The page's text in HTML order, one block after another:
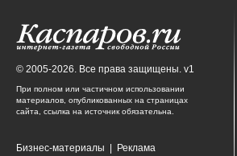
© 2005-2026. Все права защищены. v1
При полном или частичном использовании
материалов, опубликованных на страницах
сайта, ссылка на источник обязательна.
Бизнес-материалы Реклама